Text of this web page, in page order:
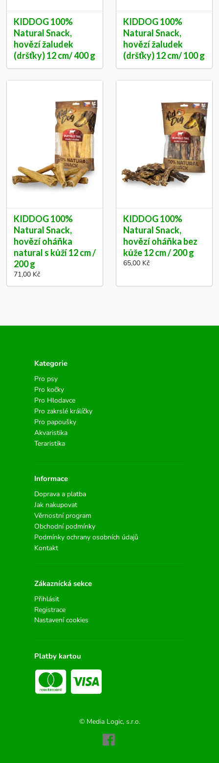
KIDDOG 100%
Natural Snack,
hovězí žaludek
(dršťky) 12 cm/ 400 g
KIDDOG 100%
Natural Snack,
hovězí žaludek
(dršťky) 12 cm/ 100 g
KIDDOG 100%
Natural Snack,
hovězí oháňka
natural s kůží 12 cm /
200 g
71,00 Kč
KIDDOG 100%
Natural Snack,
hovězí oháňka bez
kůže 12 cm / 200 g
65,00 Kč
Kategorie
Pro psy
Pro kočky
Pro Hlodavce
Pro zakrslé králíčky
Pro papoušky
Akvaristika
Teraristika
Informace
Doprava a platba
Jak nakupovat
Věrnostní program
Obchodní podmínky
Podmínky ochrany osobních údajů
Kontakt
Zákaznícká sekce
Přihlásit
Registrace
Nastavení cookies
Platby kartou
© Media Logic, s.r.o.